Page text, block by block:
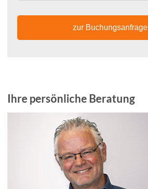
zur Buchungsanfrage
Ihre persönliche Beratung